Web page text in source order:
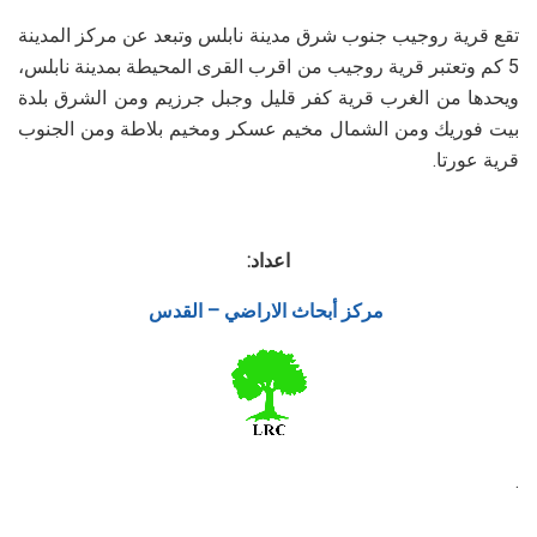
عل
ي
6
0
0
3
8
تقع قرية روجيب جنوب شرق مدينة نابلس وتبعد عن مركز المدينة
5 كم وتعتبر قرية روجيب من اقرب القرى المحيطة بمدينة نابلس،
ويحدها من الغرب قرية كفر قليل وجبل جرزيم ومن الشرق بلدة
بيت فوريك ومن الشمال مخيم عسكر ومخيم بلاطة ومن الجنوب
قرية عورتا.
اعداد:
مركز أبحاث الاراضي – القدس
.